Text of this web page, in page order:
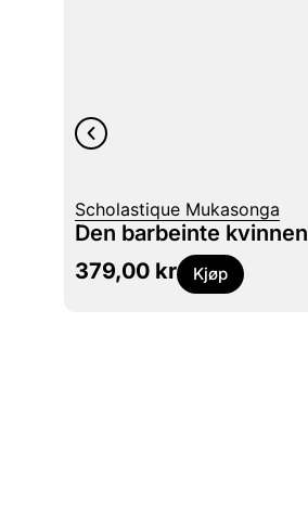
Scholastique Mukasonga
Den barbeinte kvinnen
379,00 kr Kjøp